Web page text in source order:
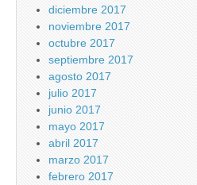
diciembre 2017
noviembre 2017
octubre 2017
septiembre 2017
agosto 2017
julio 2017
junio 2017
mayo 2017
abril 2017
marzo 2017
febrero 2017